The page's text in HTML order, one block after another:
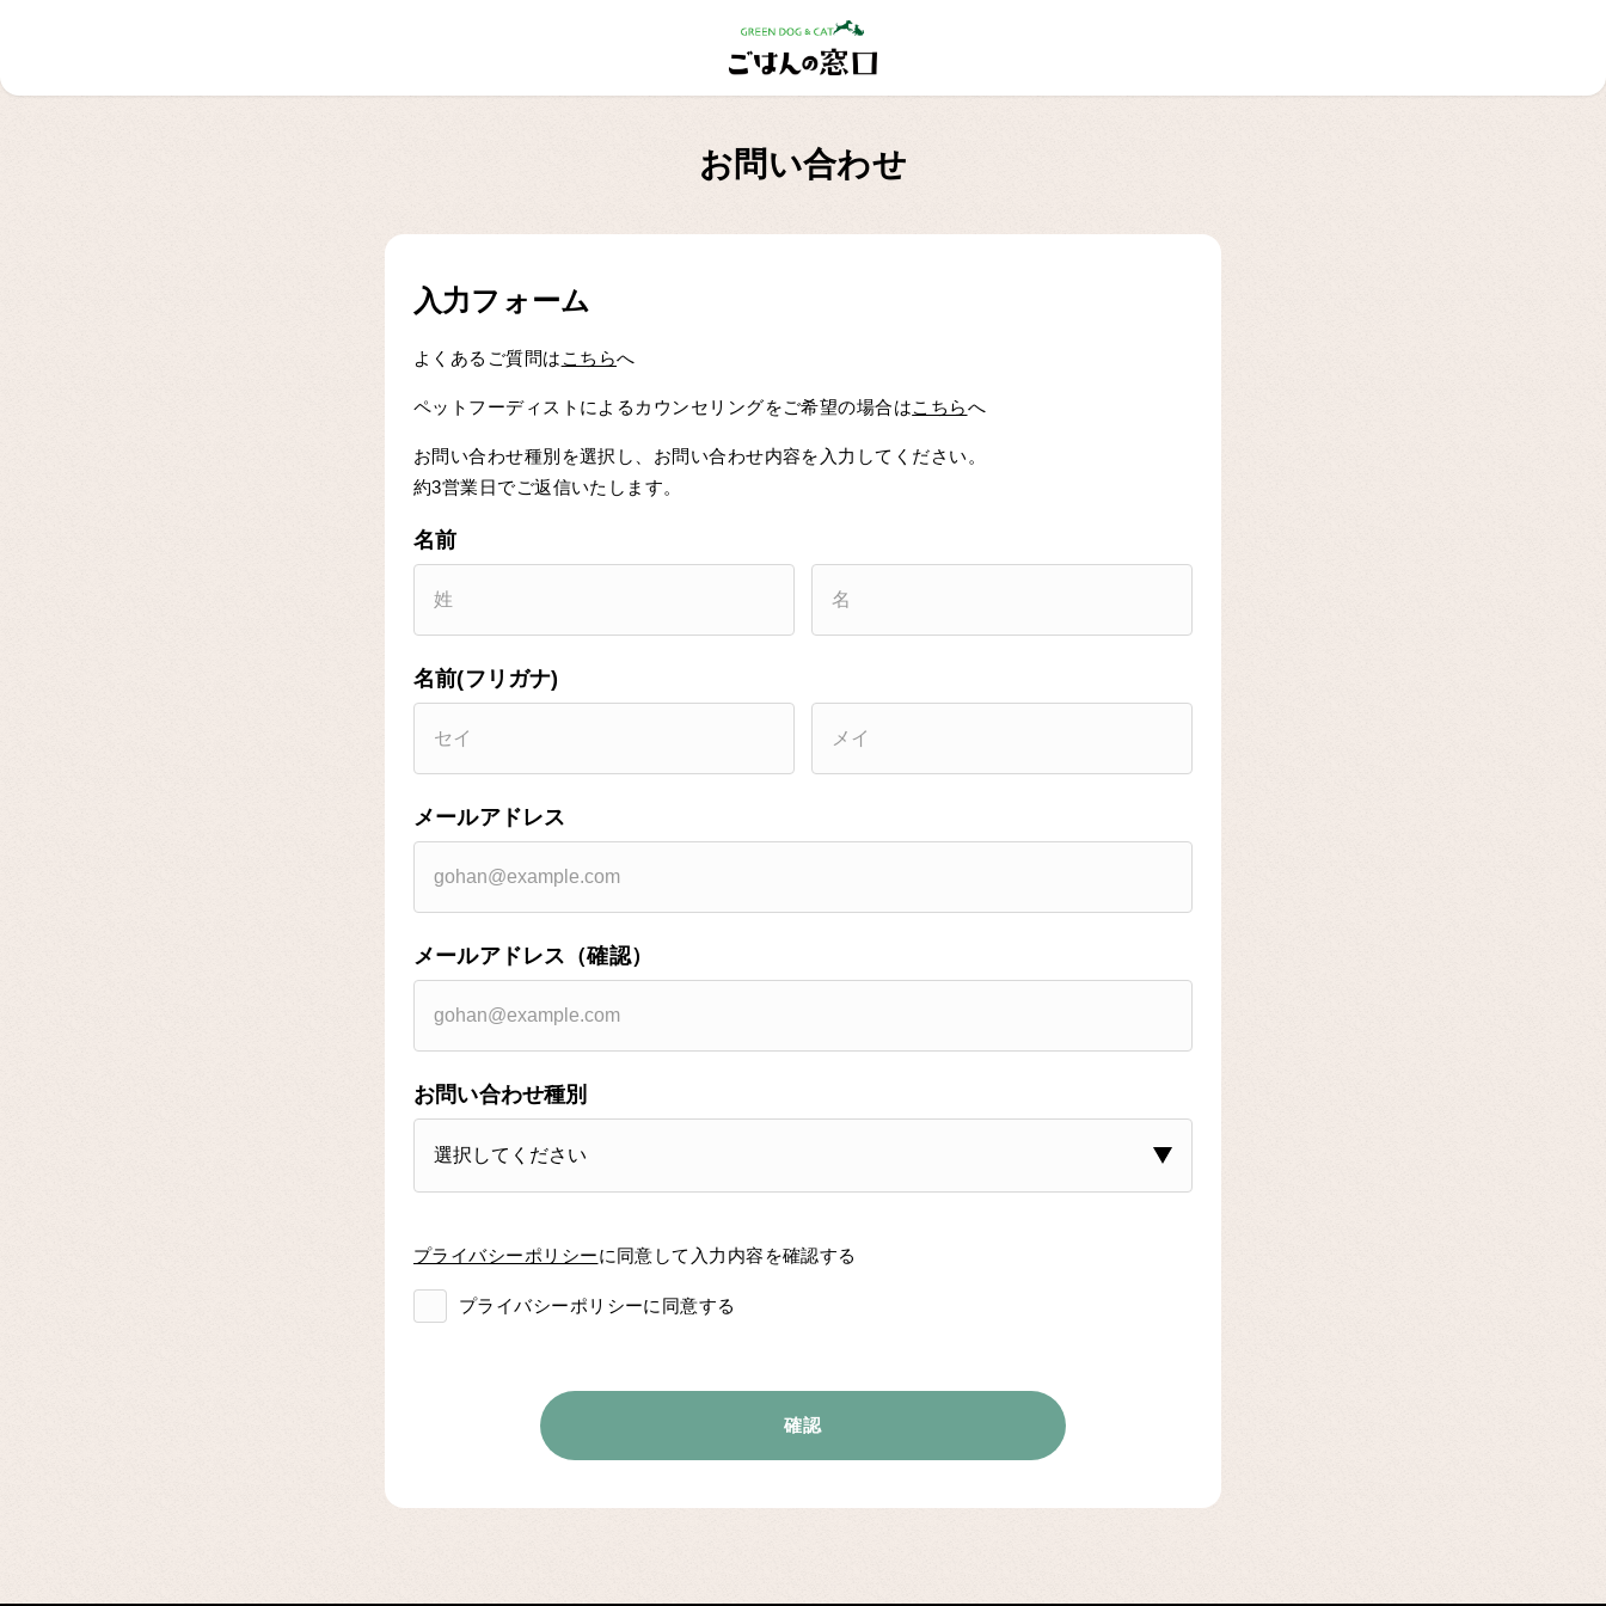
お問い合わせ
入力フォーム
よくあるご質問は こちらへ
ペットフーディストによるカウンセリングをご希望の場合はこちらへ
お問い合わせ種別を選択し、お問い合わせ内容を入力してください。
約3営業日でご返信いたします。
名前
名前(フリガナ)
メールアドレス
メールアドレス（確認）
お問い合わせ種別
プライバシーポリシーに同意して入力内容を確認する
プライバシーポリシーに同意する